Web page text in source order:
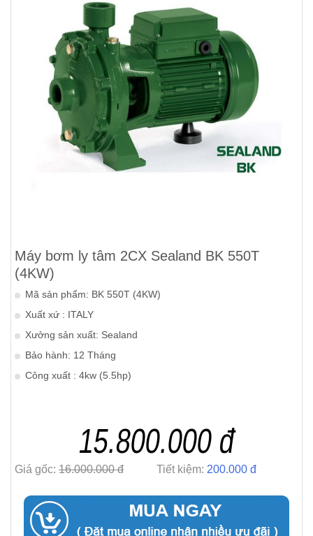
Máy bơm ly tâm 2CX Sealand BK 550T
(4KW)
Mã sản phẩm: BK 550T (4KW)
Xuất xứ : ITALY
Xưởng sản xuất: Sealand
Bảo hành: 12 Tháng
Công xuất : 4kw (5.5hp)
15.800.000 đ
Giá gốc: 16.000.000 đ Tiết kiệm: 200.000 đ